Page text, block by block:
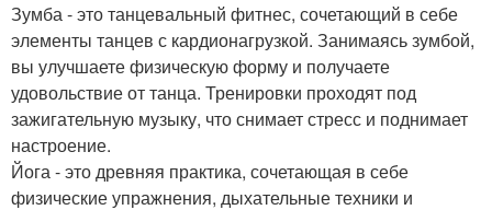
Зумба - это танцевальный фитнес, сочетающий в себе
элементы танцев с кардионагрузкой. Занимаясь зумбой,
вы улучшаете физическую форму и получаете
удовольствие от танца. Тренировки проходят под
зажигательную музыку, что снимает стресс и поднимает
настроение.
Йога - это древняя практика, сочетающая в себе
физические упражнения, дыхательные техники и